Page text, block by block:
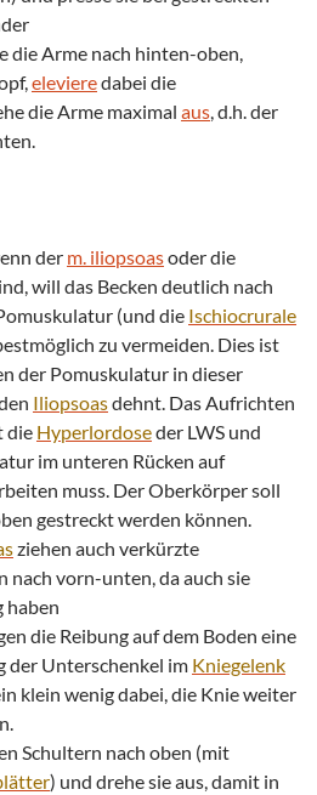
die Arme nach hinten-oben,
elevieredabei die
die Arme maximal aus, d.h. der
der m. iliopsoasoder die
will das Becken deutlich nach
(und die Ischiocrurale
zu vermeiden. Dies ist
der Pomuskulatur in dieser
Iliopsoasdehnt. Das Aufrichten
die Hyperlordoseder LWS und
im unteren Rücken auf
muss. Der Oberkörper soll
gestreckt werden können.
ziehen auch verkürzte
nach vorn-unten, da auch sie
haben
die Reibung auf dem Boden eine
der Unterschenkel im Kniegelenk
klein wenig dabei, die Knie weiter
Schultern nach oben (mit
) und drehe sie aus, damit in